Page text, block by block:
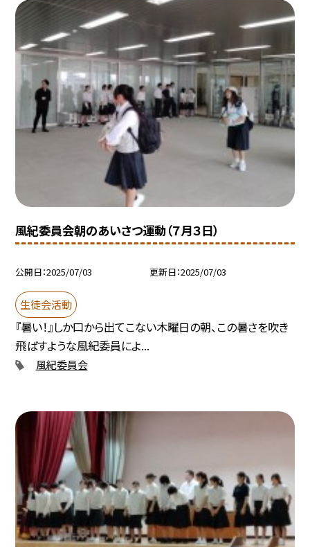
風紀委員会朝のあいさつ運動（７月３日）
公開日 2025/07/03 更新日 2025/07/03
生徒会活動
『暑い！』しか口から出てこない木曜日の朝、この暑さを吹き
飛ばすような風紀委員によ...
風紀委員会